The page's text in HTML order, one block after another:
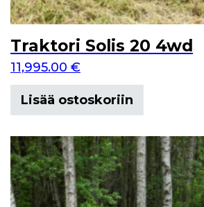
Traktori Solis 20 4wd
11,995.00 €
Lisää ostoskoriin